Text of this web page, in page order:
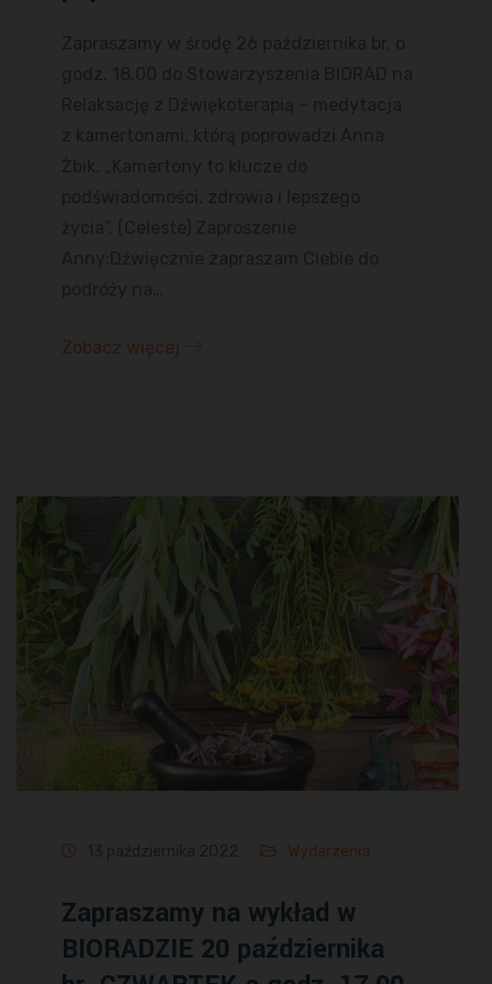
Zobacz więcej
Wydarzenia
Zapraszamy na wykład w
BIORADZIE 20 października